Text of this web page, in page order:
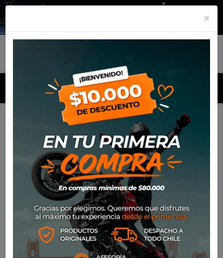
MENU
Productos Equipamiento Para el piloto
Casco Shark Skwall Cup Dark Shadow Dual Blk
×